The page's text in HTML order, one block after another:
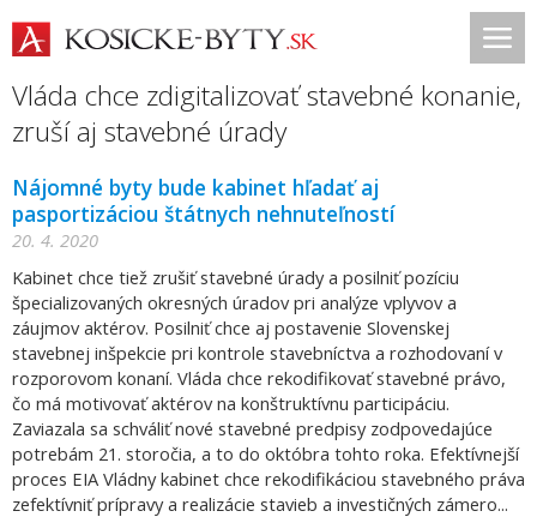
Vláda chce zdigitalizovať stavebné konanie,
zruší aj stavebné úrady
Nájomné byty bude kabinet hľadať aj
pasportizáciou štátnych nehnuteľností
20. 4. 2020
Kabinet chce tiež zrušiť stavebné úrady a posilniť pozíciu
špecializovaných okresných úradov pri analýze vplyvov a
záujmov aktérov. Posilniť chce aj postavenie Slovenskej
stavebnej inšpekcie pri kontrole stavebníctva a rozhodovaní v
rozporovom konaní. Vláda chce rekodifikovať stavebné právo,
čo má motivovať aktérov na konštruktívnu participáciu.
Zaviazala sa schváliť nové stavebné predpisy zodpovedajúce
potrebám 21. storočia, a to do októbra tohto roka. Efektívnejší
proces EIA Vládny kabinet chce rekodifikáciou stavebného práva
zefektívniť prípravy a realizácie stavieb a investičných zámero...